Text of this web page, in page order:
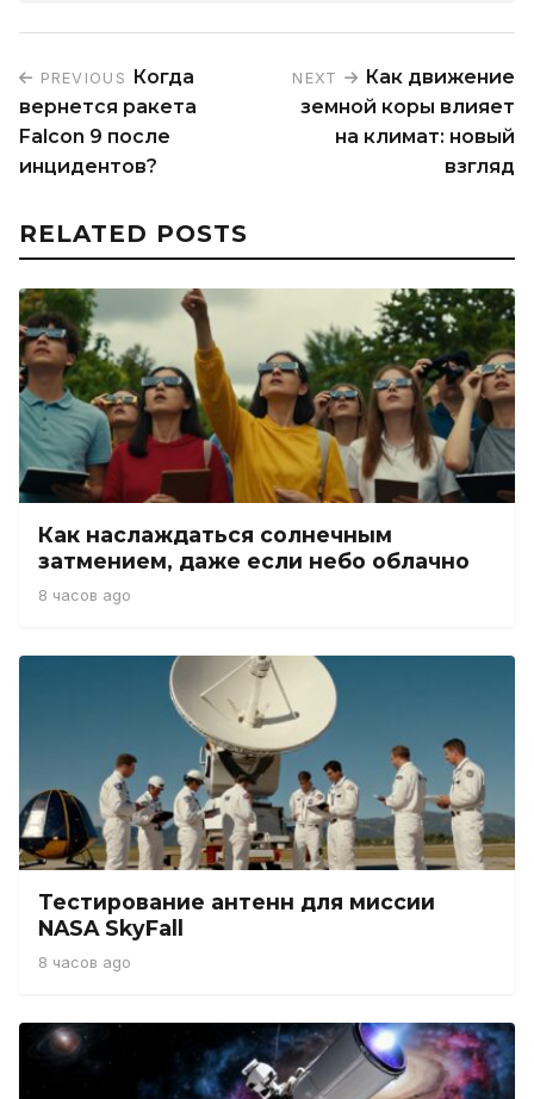
PREVIOUS Когда
вернется ракета
Falcon 9 после
инцидентов?
NEXT
Как движение
земной коры влияет
на климат: новый
взгляд
RELATED POSTS
Как наслаждаться солнечным
затмением, даже если небо облачно
8 часов ago
Тестирование антенн для миссии
NASA SkyFall
8 часов ago